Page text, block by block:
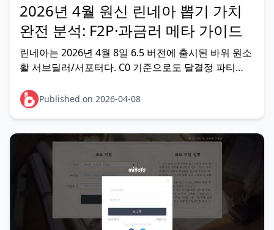
2026년 4월 원신 린네아 뽑기 가치
완전 분석: F2P·과금러 메타 가이드
린네아는 2026년 4월 8일 6.5 버전에 출시된 바위 원소
활 서브딜러/서포터다. C0 기준으로도 달결정 파티
상위 티어. 달결정 파티나 지오 메인딜을 보유했다면 뽑
기 우선순위 최상위다. 린네아 기본 스펙
Published on 2026-04-08